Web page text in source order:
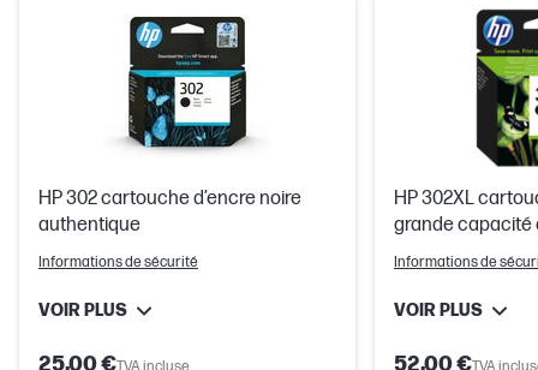
HP 302 cartouche d’encre noire
authentique
Informations de sécurité
VOIR PLUS
25,00 €
HP 302XL
grande capacité
Informations de
VOIR PLUS
52,00 €